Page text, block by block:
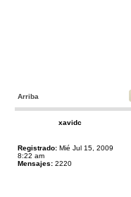
Arriba
xavidc
Registrado: Mié Jul 15, 2009
8:22 am
Mensajes: 2220